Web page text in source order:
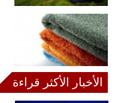
الأخبار الأكثر قراءة